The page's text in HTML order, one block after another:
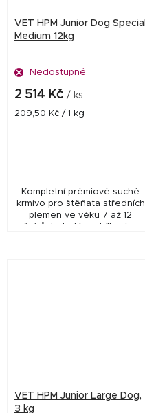
VET HPM Junior Dog Special
Medium 12kg
Nedostupné
2 514 Kč / ks
Měrná
209,50 Kč / 1 kg
Kompletní prémiové suché
krmivo pro štěňata středních
plemen ve věku 7 až 12
VET HPM Junior Large Dog,
3 kg